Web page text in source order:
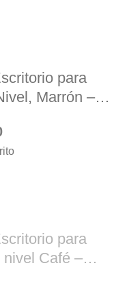
para
Marrón –
para
nivel Café –